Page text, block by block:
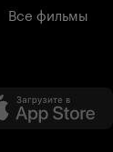
Все фильмы